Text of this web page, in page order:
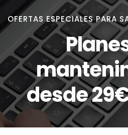
OFERTAS ESPECIALES PARA
desde